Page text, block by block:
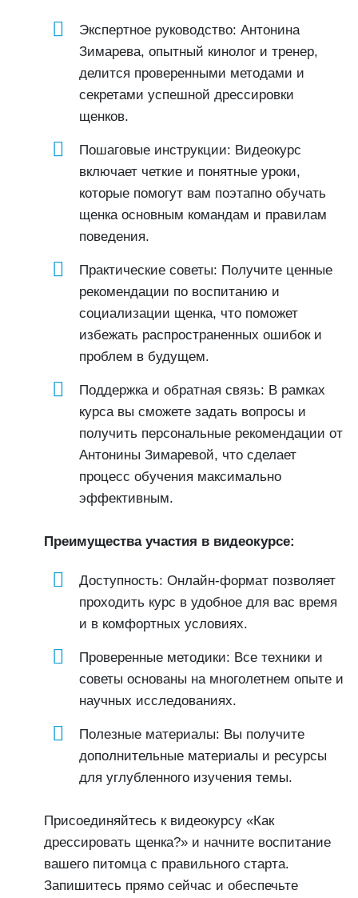
Экспертное руководство: Антонина
Зимарева, опытный кинолог и тренер,
делится проверенными методами и
секретами успешной дрессировки
щенков.
Пошаговые инструкции: Видеокурс
включает четкие и понятные уроки,
которые помогут вам поэтапно обучать
щенка основным командам и правилам
поведения.
Практические советы: Получите ценные
рекомендации по воспитанию и
социализации щенка, что поможет
избежать распространенных ошибок и
проблем в будущем.
Поддержка и обратная связь: В рамках
курса вы сможете задать вопросы и
получить персональные рекомендации от
Антонины Зимаревой, что сделает
процесс обучения максимально
эффективным.
Преимущества участия в видеокурсе:
Доступность: Онлайн-формат позволяет
проходить курс в удобное для вас время
и в комфортных условиях.
Проверенные методики: Все техники и
советы основаны на многолетнем опыте и
научных исследованиях.
Полезные материалы: Вы получите
дополнительные материалы и ресурсы
для углубленного изучения темы.
Присоединяйтесь к видеокурсу «Как
дрессировать щенка?» и начните воспитание
вашего питомца с правильного старта.
Запишитесь прямо сейчас и обеспечьте